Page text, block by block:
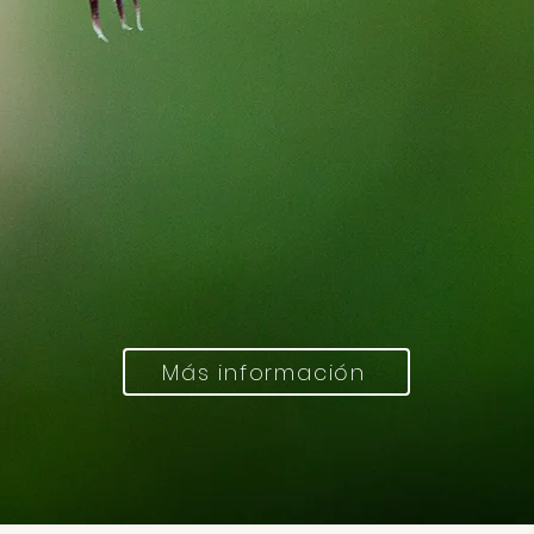
Modalidad Virtual
de inicio: 9 de enero,
Más información